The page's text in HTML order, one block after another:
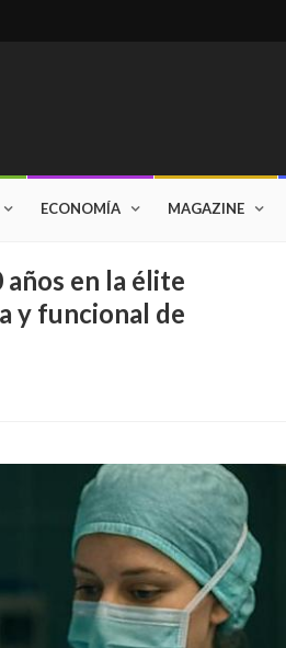
ECONOMÍA MAGAZINE
en la élite
y funcional de